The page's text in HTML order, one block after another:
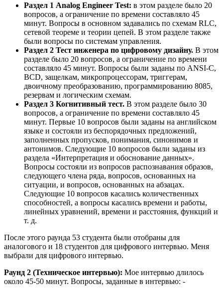
Раздел 1 Analog Engineer Test: в этом разделе было 20
вопросов, а ограничение по времени составляло 45
минут. Вопросы в основном задавались по схемам RLC,
сетевой теореме и теории цепей. В этом разделе также
были вопросы по системам управления.
Раздел 2 Тест инженера по цифровому дизайну. В этом
разделе было 20 вопросов, а ограничение по времени
составляло 45 минут. Вопросы были заданы по ANSI-C,
BCD, защелкам, микропроцессорам, триггерам,
двоичному преобразованию, программированию 8085,
резервам и логическим схемам.
Раздел 3 Когнитивный тест. В этом разделе было 30
вопросов, а ограничение по времени составляло 45
минут. Первые 10 вопросов были заданы на английском
языке и состояли из беспорядочных предложений,
заполненных пропусков, понимания, синонимов и
антонимов. Следующие 10 вопросов были заданы из
раздела «Интерпретация и обоснование данных».
Вопросы состояли из вопросов распознавания образов,
следующего члена ряда, вопросов, основанных на
ситуации, и вопросов, основанных на абзацах.
Следующие 10 вопросов касались количественных
способностей, а вопросы касались времени и работы,
линейных уравнений, времени и расстояния, функций и
т. д.
После этого раунда 53 студента были отобраны для
аналогового и 18 студентов для цифрового интервью. Меня
выбрали для цифрового интервью.
Раунд 2 (Техническое интервью): Мое интервью длилось
около 45-50 минут. Вопросы, заданные в интервью: -